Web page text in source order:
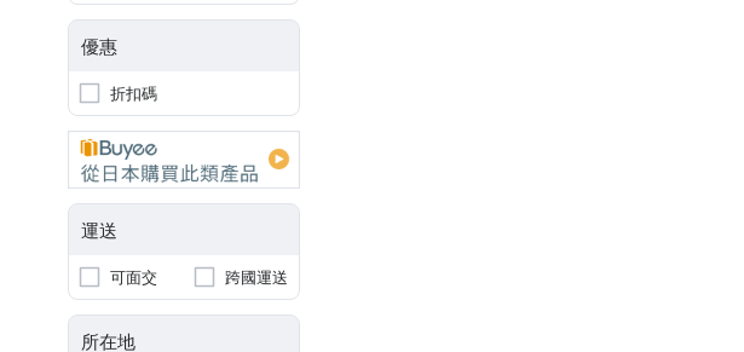
優惠
折扣碼
運送
可面交 跨國運送
所在地